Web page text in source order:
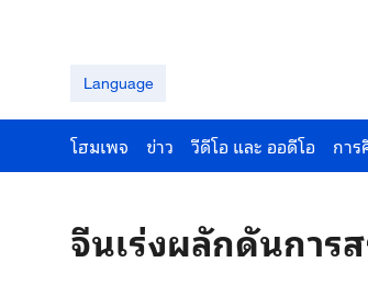
Language
โฮมเพจ ข่าว วีดีโอ และ ออดีโอ กา
จีนเร่งผลักดันการ